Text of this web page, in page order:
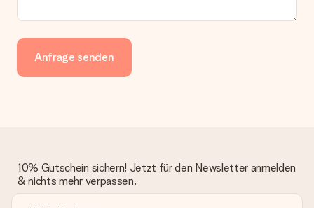
Anfrage senden
10% Gutschein sichern! Jetzt für den Newsletter anmelden
& nichts mehr verpassen.